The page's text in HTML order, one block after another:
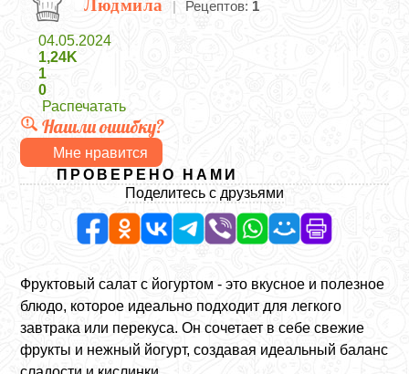
Людмила | Рецептов: 1
04.05.2024
1,24K
1
0
Распечатать
Нашли ошибку?
Мне нравится
ПРОВЕРЕНО НАМИ
Поделитесь с друзьями
Фруктовый салат с йогуртом - это вкусное и полезное
блюдо, которое идеально подходит для легкого
завтрака или перекуса. Он сочетает в себе свежие
фрукты и нежный йогурт, создавая идеальный баланс